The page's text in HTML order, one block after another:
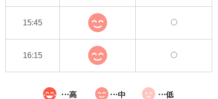
15:45
16:15